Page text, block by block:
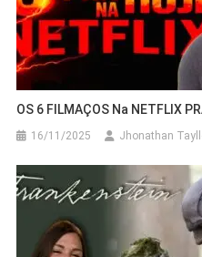
OS 6 FILMAÇOS Na NETFLIX
16/11/2025 Jhonathan